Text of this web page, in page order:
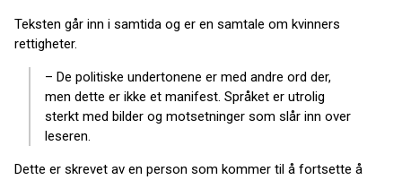
Teksten går inn i samtida og er en samtale om kvinners
rettigheter.
– De politiske undertonene er med andre ord der,
men dette er ikke et manifest. Språket er utrolig
sterkt med bilder og motsetninger som slår inn over
leseren.
Dette er skrevet av en person som kommer til å fortsette å